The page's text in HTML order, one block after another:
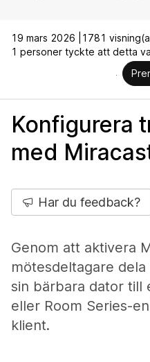
19 mars 2026 |
1781
1 personer tyckte att detta
Konfigurera
med
Har du feedback?
Genom att aktivera
mötesdeltagare
sin bärbara dator till
eller Room Series-
klient.